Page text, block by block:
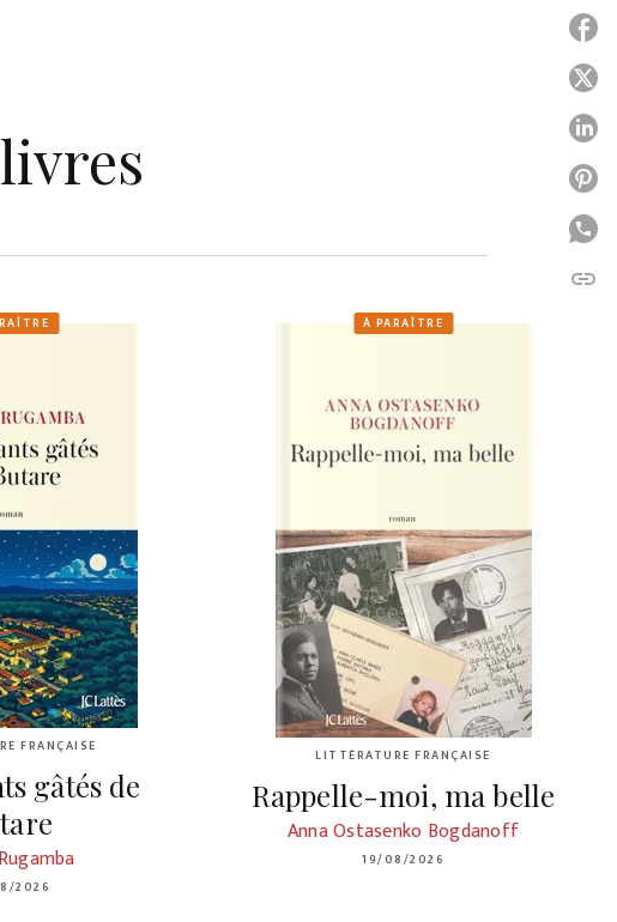
FRANÇAISE
gâtés de
2026
À PARAÎTRE
LITTÉRATURE FRANÇAISE
Rappelle-moi, ma belle
Anna Ostasenko Bogdanoff
19/08/2026
link